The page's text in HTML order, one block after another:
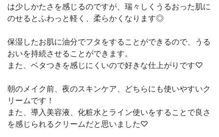
は少しかたさを感じるのですが、瑞々しくうるおった肌に
のせるとふわっと軽く、柔らかくなります◎
保湿したお肌に油分でフタをすることができるので、うる
おいを持続させることができます。
また、ベタつきを感じにくいので好きな仕上がりです♡
朝のメイク前、夜のスキンケア、どちらにも使いやすいク
リームです！
また、導入美容液、化粧水とライン使いをすることで良さ
を感じられるクリームだと思いました♡